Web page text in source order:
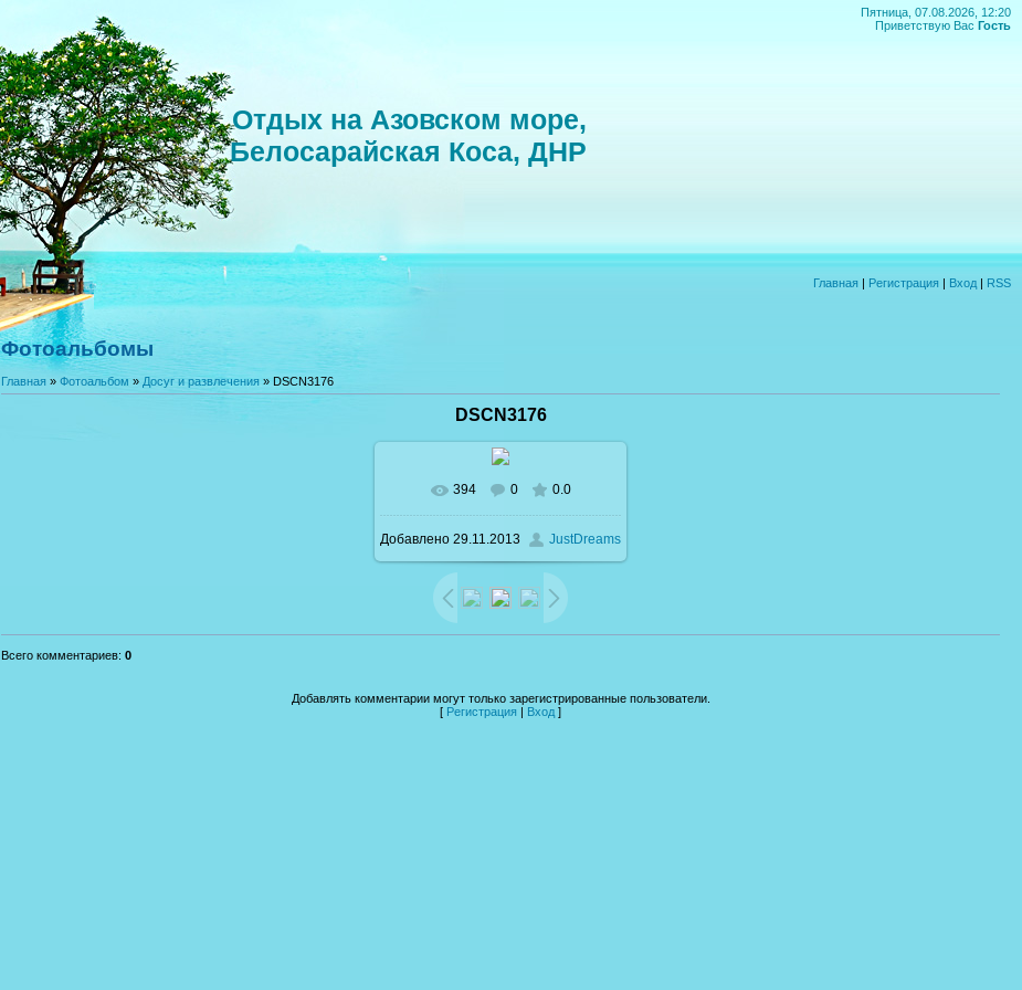
Пятница, 07.08.2026, 12:20
Приветствую Вас Гость
Отдых на Азовском море,
Белосарайская Коса, ДНР
Главная | Регистрация | Вход | RSS
Фотоальбомы
Главная » Фотоальбом » Досуг и развлечения » DSCN3176
DSCN3176
В реальном размере
1600x1200/ 211.9Kb
394 0 0.0
Добавлено 29.11.2013 JustDreams
Всего комментариев: 0
Добавлять комментарии могут только зарегистрированные пользователи.
[ Регистрация | Вход ]